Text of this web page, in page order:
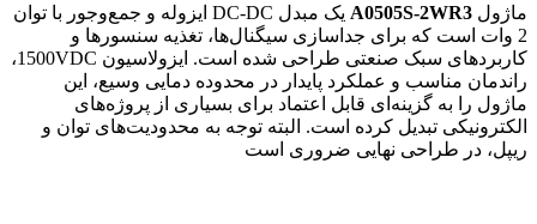
ماژول A0505S-2WR3
یک مبدل DC-DC ایزوله و جمع‌وجور با توان
2 وات است که برای جداسازی سیگنال‌ها، تغذیه سنسورها و
کاربردهای سبک صنعتی طراحی شده است. ایزولاسیون 1500VDC،
راندمان مناسب و عملکرد پایدار در محدوده دمایی وسیع، این
ماژول را به گزینه‌ای قابل اعتماد برای بسیاری از پروژه‌های
الکترونیکی تبدیل کرده است. البته توجه به محدودیت‌های توان و
ریپل، در طراحی نهایی ضروری است